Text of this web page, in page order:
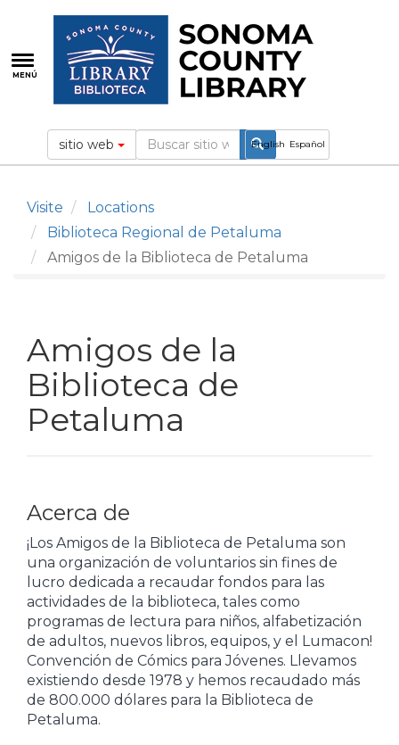
contenido
principal
MENÚ
English Español
sitio web
Visite
Locations
Biblioteca Regional de Petaluma
Amigos de la Biblioteca de Petaluma
Amigos de la
Biblioteca de
Petaluma
Acerca de
¡Los Amigos de la Biblioteca de Petaluma son
una organización de voluntarios sin fines de
lucro dedicada a recaudar fondos para las
actividades de la biblioteca, tales como
programas de lectura para niños, alfabetización
de adultos, nuevos libros, equipos, y el Lumacon!
Convención de Cómics para Jóvenes. Llevamos
existiendo desde 1978 y hemos recaudado más
de 800.000 dólares para la Biblioteca de
Petaluma.